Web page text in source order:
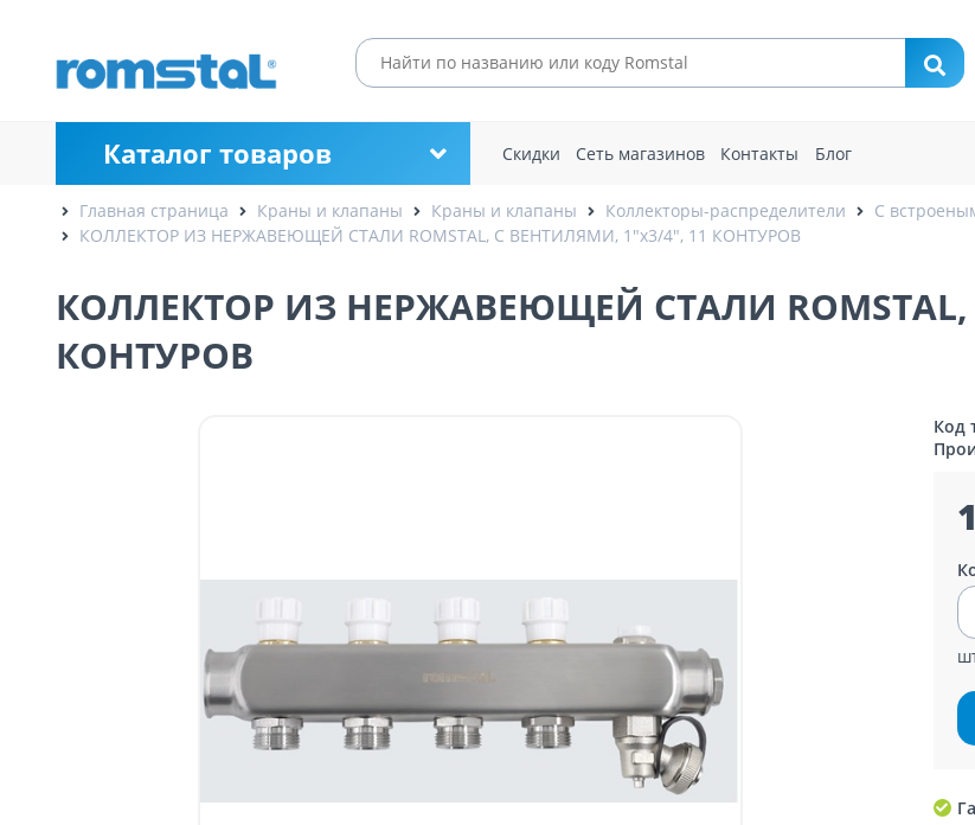
Каталог товаров Скидки Сеть магазинов Контакты Блог
Главная страница Краны и клапаны Краны и клапаны Коллекторы-распределители
С
КОЛЛЕКТОР ИЗ НЕРЖАВЕЮЩЕЙ СТАЛИ ROMSTAL, С ВЕНТИЛЯМИ, 1"x3/4", 11 КОНТУРОВ
КОЛЛЕКТОР ИЗ НЕРЖАВЕЮЩЕЙ СТАЛИ
КОНТУРОВ
Код